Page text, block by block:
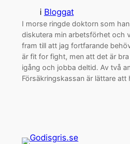
i Bloggat
I morse ringde doktorn som
diskutera min arbetsförhet och
fram till att jag fortfarande
är fit for fight, men att det är
igång och jobba deltid. Av två
Försäkringskassan är lättare